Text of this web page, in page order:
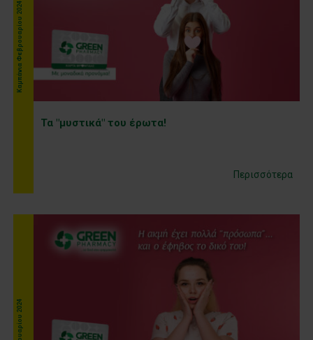
Καμπάνια Φεβρουαρίου 2024
Τα "μυστικά" του έρωτα!
Περισσότερα